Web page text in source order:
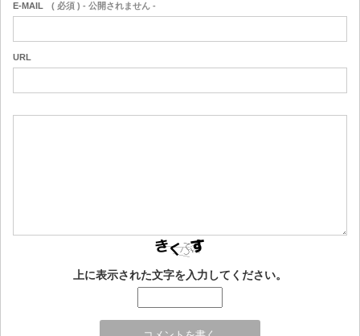
E-MAIL ( 必須 ) - 公開されません -
URL
上に表示された文字を入力してください。